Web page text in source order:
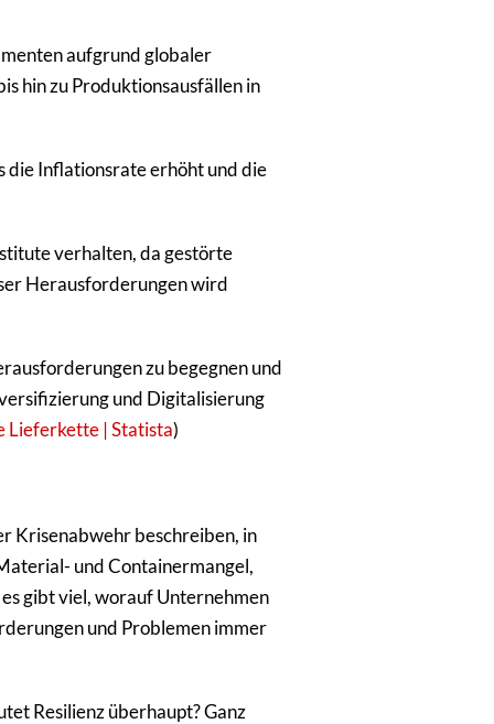
aufgrund globaler
hin zu Produktionsausfällen in
die Inflationsrate erhöht und die
verhalten, da gestörte
Herausforderungen wird
zu begegnen und
und Digitalisierung
Lieferkette | Statista)
Krisenabwehr beschreiben, in
und Containermangel,
gibt viel, worauf Unternehmen
und Problemen immer
Resilienz überhaupt? Ganz